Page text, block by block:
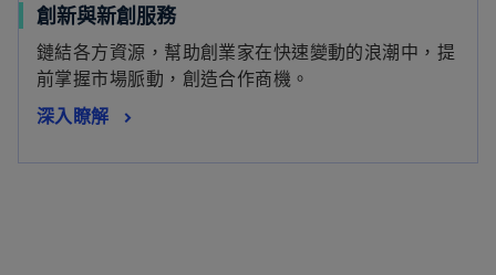
創新與新創服務
鏈結各方資源，幫助創業家在快速變動的浪潮中，提
前掌握市場脈動，創造合作商機。
深入瞭解